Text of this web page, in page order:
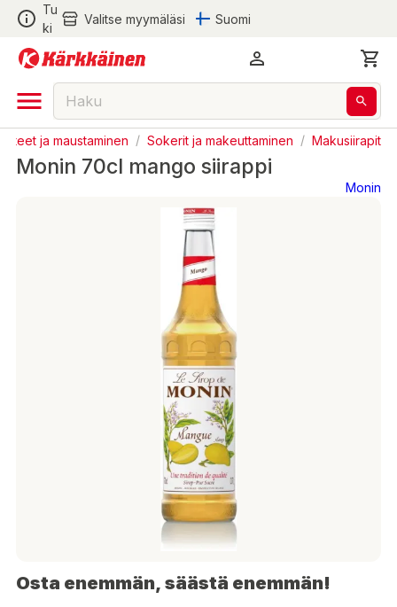
Tu
ki
Valitse myymäläsi Suomi
ja maustaminen / Sokerit ja makeuttaminen / Makusiirapit
Monin 70cl mango siirappi
Monin
Osta enemmän, säästä enemmän!